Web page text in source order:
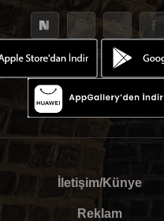
İletişim/Künye
Reklam